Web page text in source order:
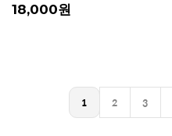
18,000원
1 2 3